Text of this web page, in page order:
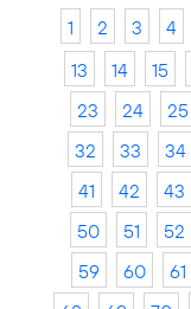
1 2 3 4
13
14 15
23
24 25
32
33 34
41
42 43
50
51 52
59
60 61